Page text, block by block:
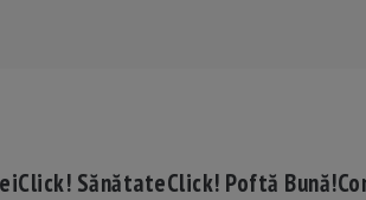
Click! SănătateClick! Poftă Bună!